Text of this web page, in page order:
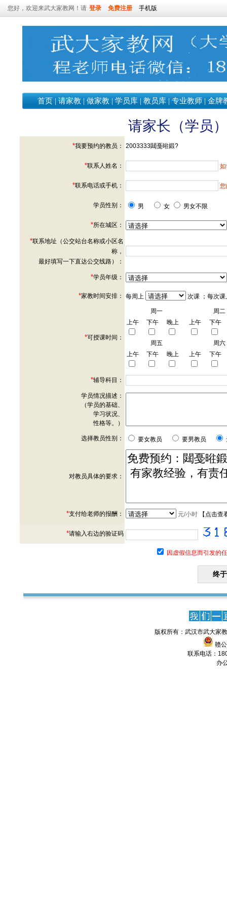
您好，欢迎来武大家教网！请 登录 免费注册 手机版
首页 | 请家教 | 做家教 | 学员库 | 教员库 | 专业教师 | 金牌
请家长（学员
*我要预约的教员： 2003333閮戞暀鍛?
*联系人姓名：
*联系电话或手机：
学员性别： 男 女 男女不限
*所在城区：
*联系地址（公交站台名称或小区名
称，
最好填写一下直达公交线路）：
*学员年级：
*家教时间安排： 每周上 次课 ；每次
*可授课时间：
周一
周二
上午
下午 晚上 上午 下午
周五
周六
上午
下午 晚上 上午 下午
*辅导科目：
学员情况描述：
（学员的基础、
学习状况、
性格等。）
选择教员性别： 要女教员 要男教员
对教员具体的要求：
*支付给老师的报酬： 元/小时【 点击查
*请输入右边的验证码
因虚假信息而引发的
版权所有：武汉市武大家
赣
联系电话：
办